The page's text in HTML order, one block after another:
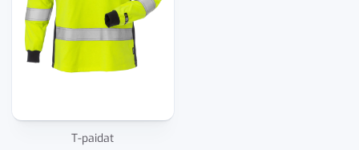
T-paidat